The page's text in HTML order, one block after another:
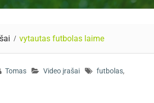
vytautas futbolas laime
Tomas Video įrašai futbolas,